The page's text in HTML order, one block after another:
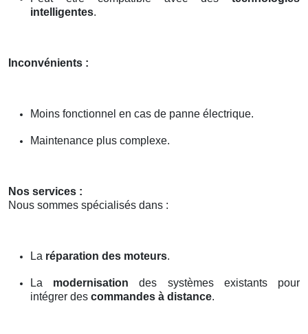
intelligentes.
Inconvénients :
Moins fonctionnel en cas de panne électrique.
Maintenance plus complexe.
Nos services :
Nous sommes spécialisés dans :
La réparation des moteurs.
La modernisation des systèmes existants pour
intégrer des commandes à distance.